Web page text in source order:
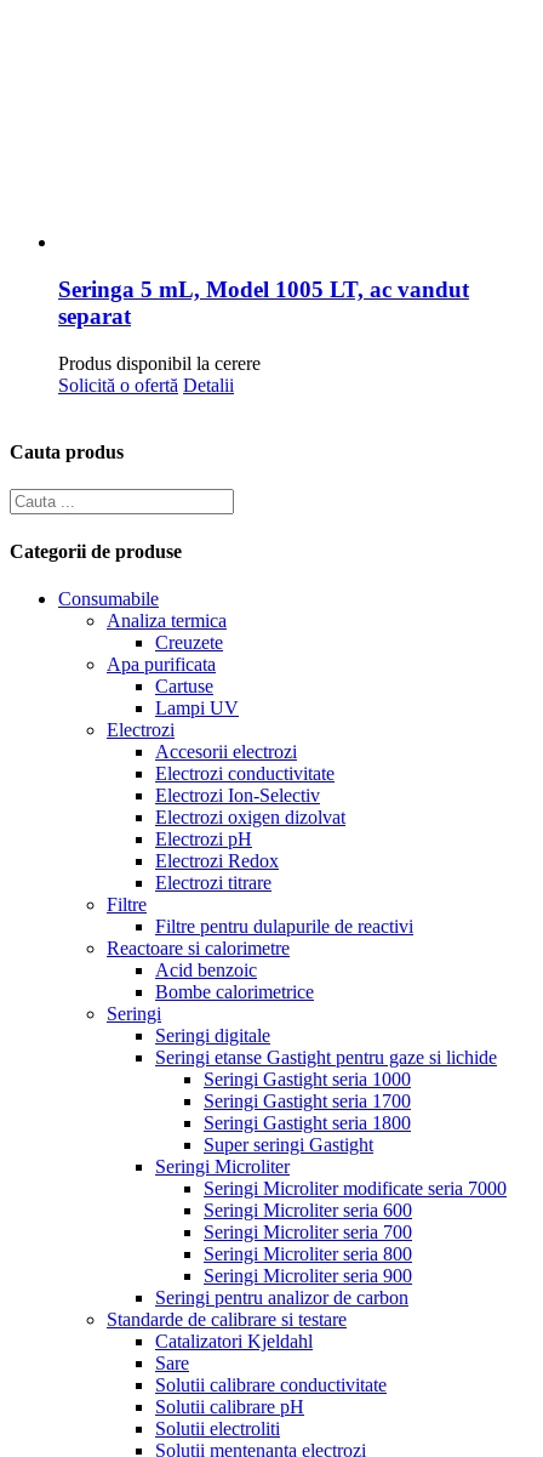
Seringa 5 mL, Model 1005 LT, ac vandut
separat
Produs disponibil la cerere
Solicită o ofertă Detalii
Cauta produs
Categorii de produse
Consumabile
Analiza termica
Creuzete
Apa purificata
Cartuse
Lampi UV
Electrozi
Accesorii electrozi
Electrozi conductivitate
Electrozi Ion-Selectiv
Electrozi oxigen dizolvat
Electrozi pH
Electrozi Redox
Electrozi titrare
Filtre
Filtre pentru dulapurile de reactivi
Reactoare si calorimetre
Acid benzoic
Bombe calorimetrice
Seringi
Seringi digitale
Seringi etanse Gastight pentru gaze si lichide
Seringi Gastight seria 1000
Seringi Gastight seria 1700
Seringi Gastight seria 1800
Super seringi Gastight
Seringi Microliter
Seringi Microliter modificate seria 7000
Seringi Microliter seria 600
Seringi Microliter seria 700
Seringi Microliter seria 800
Seringi Microliter seria 900
Seringi pentru analizor de carbon
Standarde de calibrare si testare
Catalizatori Kjeldahl
Sare
Solutii calibrare conductivitate
Solutii calibrare pH
Solutii electroliti
Solutii mentenanta electrozi